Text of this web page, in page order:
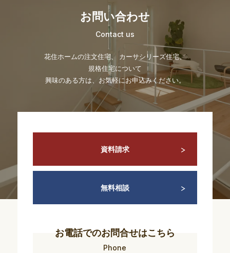
お問い合わせ
Contact us
花住ホームの注文住宅、 カーサシリーズ住宅、
規格住宅について
興味のある方は、お気軽にお申込みください。
資料請求
無料相談
お電話でのお問合せはこちら
Phone